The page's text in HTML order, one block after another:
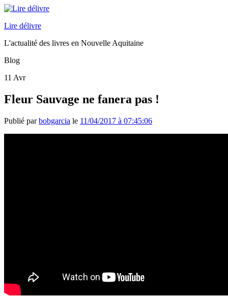
Lire délivre
L'actualité des livres en Nouvelle Aquitaine
Blog
11 Avr
Fleur Sauvage ne fanera pas !
Publié parbobgarcia le 11/04/2017 à 07:45:06